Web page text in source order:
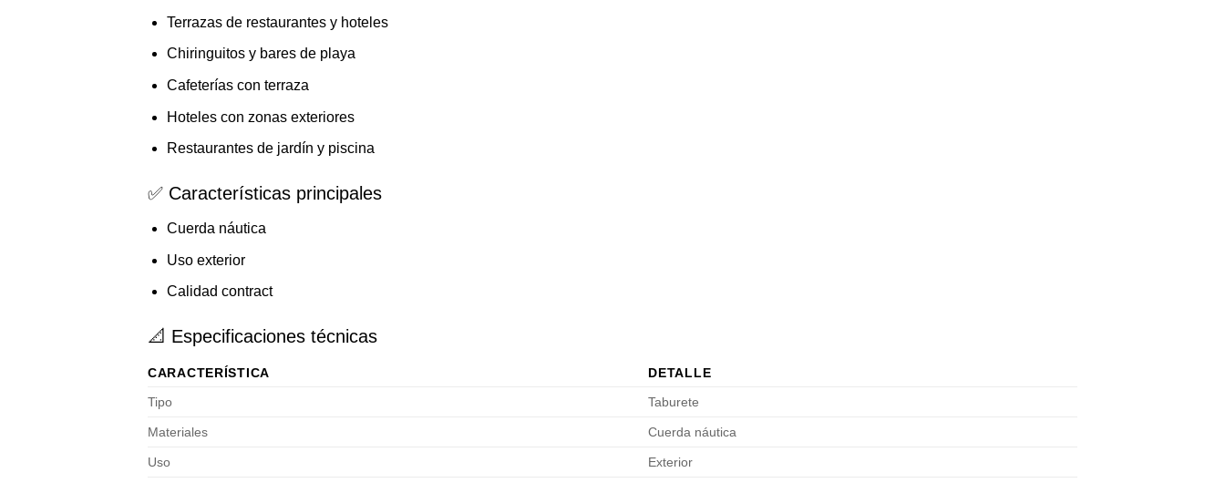
Terrazas de restaurantes y hoteles
Chiringuitos y bares de playa
Cafeterías con terraza
Hoteles con zonas exteriores
Restaurantes de jardín y piscina
✅ Características principales
Cuerda náutica
Uso exterior
Calidad contract
📐 Especificaciones técnicas
CARACTERÍSTICA
DETALLE
Tipo
Taburete
Materiales Cuerda náutica
Uso Exterior